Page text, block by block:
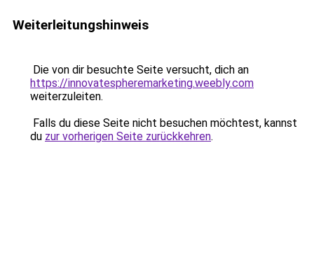
Weiterleitungshinweis
Die von dir besuchte Seite versucht, dich an
https://innovatespheremarketing.weebly.com
weiterzuleiten.
Falls du diese Seite nicht besuchen möchtest, kannst
du zur vorherigen Seite zurückkehren.